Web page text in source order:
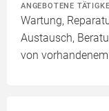
ANGEBOTENE
Wartung,
Austausch,
von